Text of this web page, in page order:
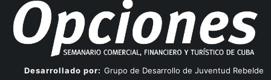
Desarrollado por: Grupo de Desarrollo de Juventud Rebelde